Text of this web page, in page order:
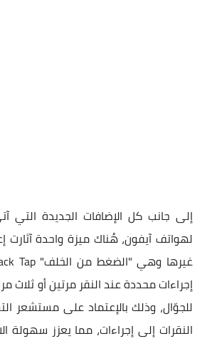
إلى جانب كل الإضافات الجديدة التي
لهواتف آيفون، هُناك ميزة واحدة
إجراءات محددة عند النقر مرتين أو ثلاث
للجوّال، وذلك بالإعتماد على مستشعر
النقرات إلى إجراءات، مما يعزز سهولة